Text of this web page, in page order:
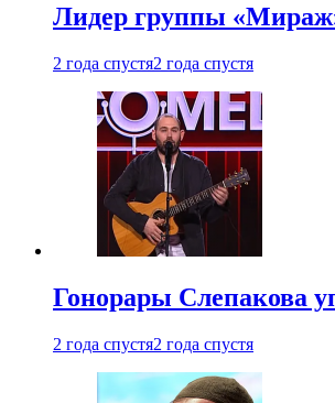
Лидер группы
2 года спустя2 года спустя
Гонорары Слепакова
2 года спустя2 года спустя